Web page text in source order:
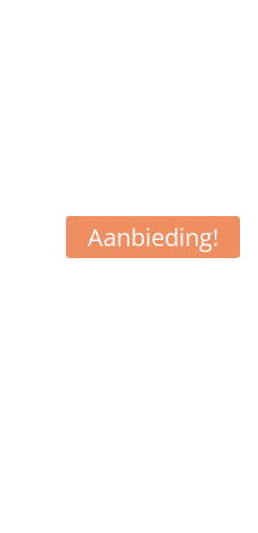
Aanbieding!